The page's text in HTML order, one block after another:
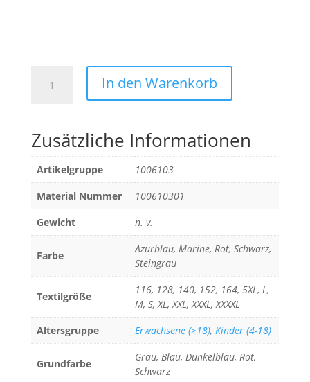
KAPUZENJACKE
In den Warenkorb
Zusätzliche Informationen
Artikelgruppe
1006103
Material Nummer
100610301
Gewicht
n. v.
Farbe
Azurblau, Marine, Rot, Schwarz,
Steingrau
Textilgröße
116, 128, 140, 152, 164, 5XL, L,
M, S, XL, XXL, XXXL, XXXXL
Altersgruppe
Erwachsene (>18), Kinder (4-18)
Grundfarbe
Grau, Blau, Dunkelblau, Rot,
Schwarz